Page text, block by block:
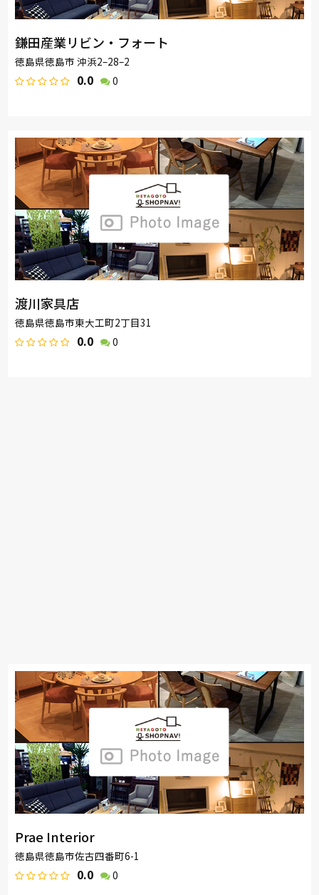
鎌田産業リビン・フォート
徳島県徳島市 沖浜2–28–2
0.0 0
渡川家具店
徳島県徳島市東大工町2丁目31
0.0 0
Prae Interior
徳島県徳島市佐古四番町6-1
0.0 0